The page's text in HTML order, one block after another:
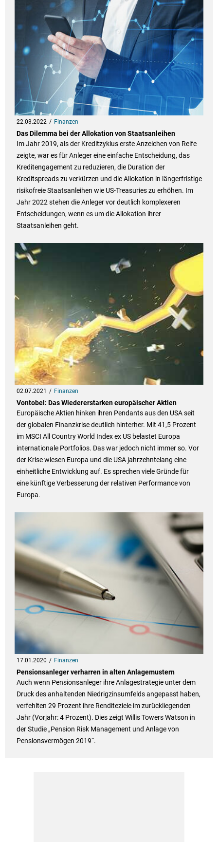
22.03.2022 Finanzen
Das Dilemma bei der Allokation von Staatsanleihen
Im Jahr 2019, als der Kreditzyklus erste Anzeichen von Reife
zeigte, war es für Anleger eine einfache Entscheidung, das
Kreditengagement zu reduzieren, die Duration der
Kreditspreads zu verkürzen und die Allokation in längerfristige
risikofreie Staatsanleihen wie US-Treasuries zu erhöhen. Im
Jahr 2022 stehen die Anleger vor deutlich komplexeren
Entscheidungen, wenn es um die Allokation ihrer
Staatsanleihen geht.
02.07.2021 Finanzen
Vontobel: Das Wiedererstarken europäischer Aktien
Europäische Aktien hinken ihren Pendants aus den USA seit
der globalen Finanzkrise deutlich hinterher. Mit 41,5 Prozent
im MSCI All Country World Index ex US belastet Europa
internationale Portfolios. Das war jedoch nicht immer so. Vor
der Krise wiesen Europa und die USA jahrzehntelang eine
einheitliche Entwicklung auf. Es sprechen viele Gründe für
eine künftige Verbesserung der relativen Performance von
Europa.
17.01.2020 Finanzen
Pensionsanleger verharren in alten Anlagemustern
Auch wenn Pensionsanleger ihre Anlagestrategie unter dem
Druck des anhaltenden Niedrigzinsumfelds angepasst haben,
verfehlten 29 Prozent ihre Renditeziele im zurückliegenden
Jahr (Vorjahr: 4 Prozent). Dies zeigt Willis Towers Watson in
der Studie „Pension Risk Management und Anlage von
Pensionsvermögen 2019“.